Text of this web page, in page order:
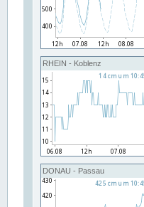
RHEIN - Koblenz
DONAU - Passau